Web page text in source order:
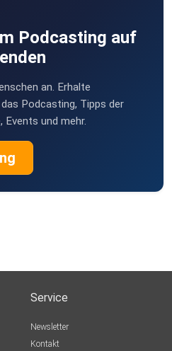
Podcasting auf
an. Erhalte
Podcasting, Tipps der
Events und mehr.
Service
Newsletter
Kontakt